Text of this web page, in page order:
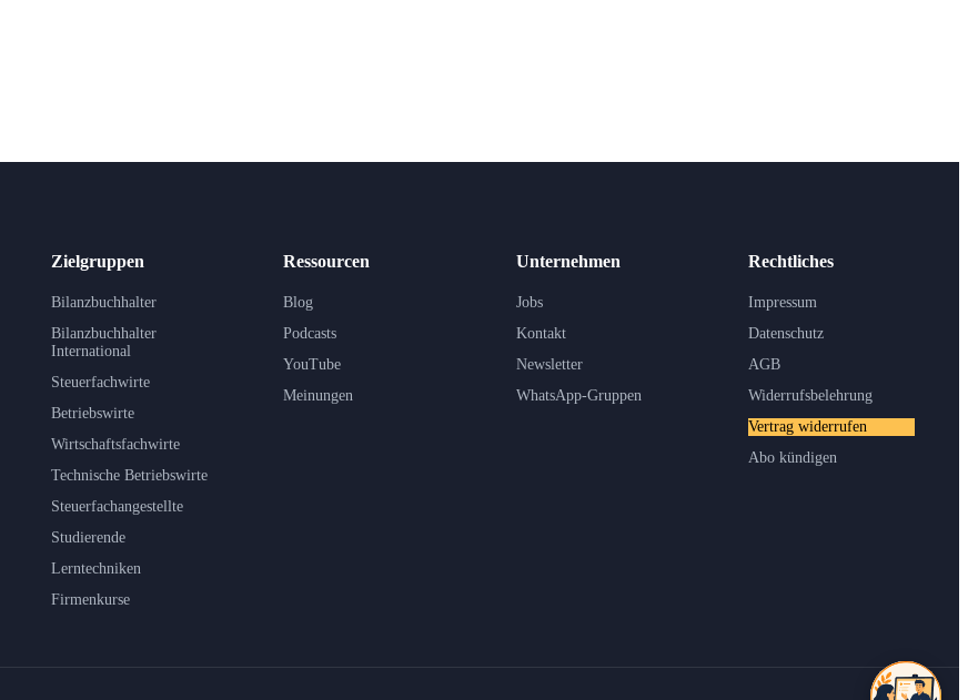
Zielgruppen
Bilanzbuchhalter
Bilanzbuchhalter
International
Steuerfachwirte
Betriebswirte
Wirtschaftsfachwirte
Technische Betriebswirte
Steuerfachangestellte
Studierende
Lerntechniken
Firmenkurse
Ressourcen
Blog
Podcasts
YouTube
Meinungen
Unternehmen
Jobs
Kontakt
Newsletter
WhatsApp-Gruppen
Rechtliches
Impressum
Datenschutz
AGB
Widerrufsbelehrung
Vertrag widerrufen
Abo kündigen